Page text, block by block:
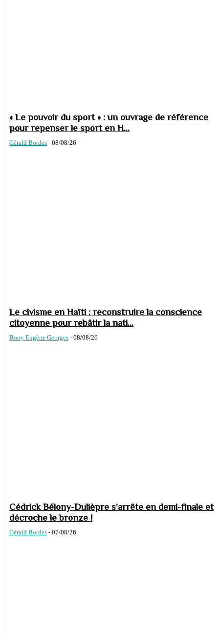
« Le pouvoir du sport » : un ouvrage de référence
pour repenser le sport en H...
Gérald Bordes - 08/08/26
Le civisme en Haïti : reconstruire la conscience
citoyenne pour rebâtir la nati...
Bony Eugène Georges - 08/08/26
Cédrick Bélony-Dulièpre s’arrête en demi-finale et
décroche le bronze !
Gérald Bordes - 07/08/26